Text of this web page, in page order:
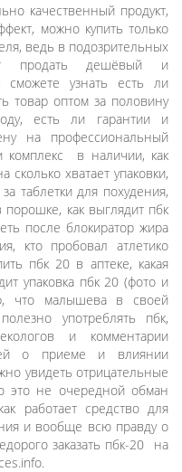
качественный продукт,
можно купить только
ведь в подозрительных
продать дешёвый и
сможете узнать есть ли
товар оптом за половину
есть ли гарантии и
на профессиональный
комплекс в наличии, как
сколько хватает упаковки,
таблетки для похудения,
как выглядит пбк
после блокиратор жира
кто пробовал атлетико
пбк 20 в аптеке, какая
упаковка пбк 20 (фото и
что малышева в своей
употреблять пбк,
и комментарии
о приеме и влиянии
увидеть отрицательные
это не очередной обман
работает средство для
и вообще всю правду о
заказать пбк-20 на